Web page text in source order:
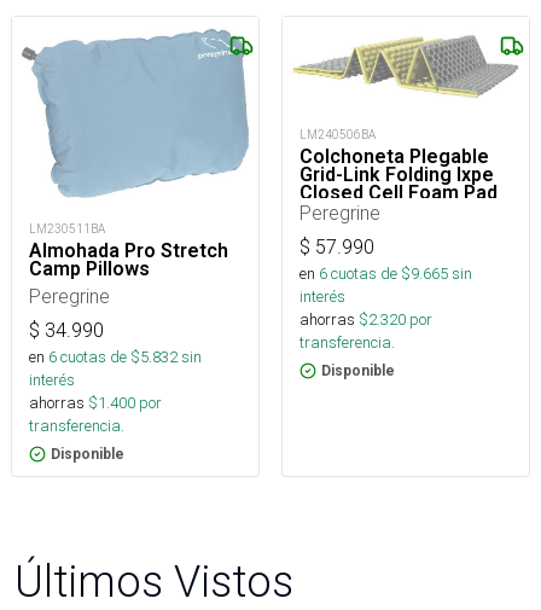
LM230511BA
Almohada Pro Stretch
Camp Pillows
Peregrine
$ 34.990
en 6cuotas de $5.832sin
interés
ahorras $1.400 por
transferencia.
Disponible
LM240506BA
Colchoneta Plegable
Grid-Link Folding Ixpe
Closed Cell Foam Pad
Peregrine
$ 57.990
en 6cuotas de $9.665sin
interés
ahorras $2.320 por
transferencia.
Disponible
Últimos Vistos